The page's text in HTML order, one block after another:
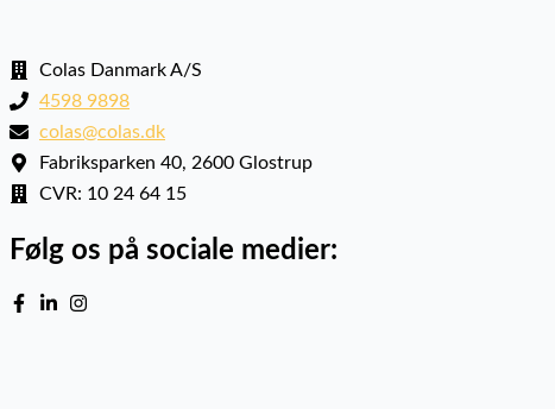
Colas Danmark A/S
4598 9898
colas@colas.dk
Fabriksparken 40, 2600 Glostrup
CVR: 10 24 64 15
Følg os på sociale medier: